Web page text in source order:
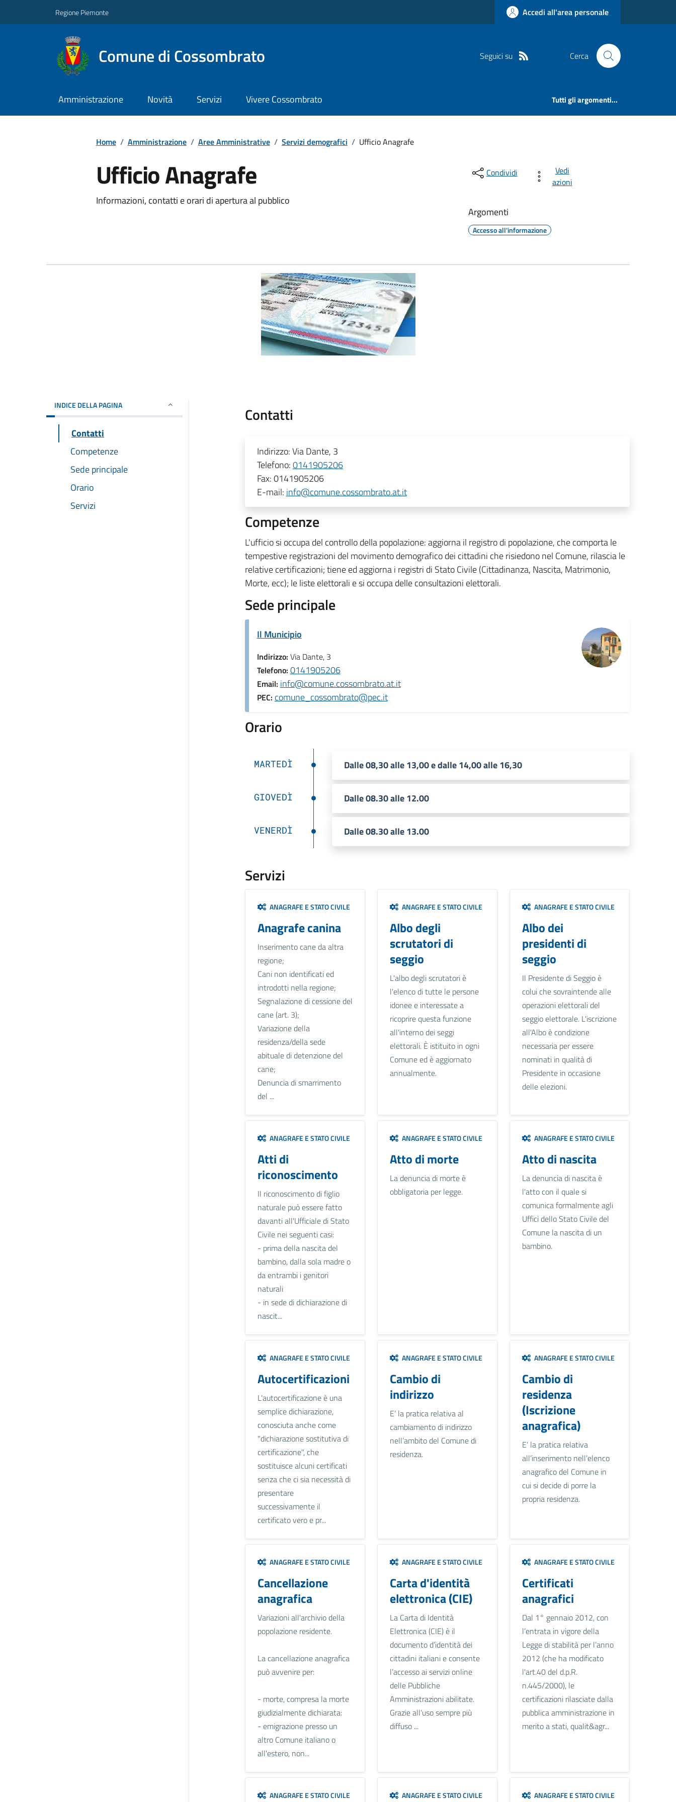
Regione Piemonte Accedi all'area personale
Comune di Cossombrato Seguici su Cerca
Amministrazione Novità Servizi Vivere Cossombrato Tutti gli argomenti...
Home / Amministrazione / Aree Amministrative / Servizi demografici / Ufficio Anagrafe
Ufficio Anagrafe
Informazioni, contatti e orari di apertura al pubblico
Condividi
Vedi
azioni
Argomenti
Accesso all'informazione
INDICE DELLA PAGINA
Contatti
Competenze
Sede principale
Orario
Servizi
Contatti
Indirizzo:Via Dante, 3
Telefono:0141905206
Fax:0141905206
E-mail: info@comune.cossombrato.at.it
Competenze
L'ufficio si occupa del controllo della popolazione: aggiorna il registro di popolazione, che comporta le
tempestive registrazioni del movimento demografico dei cittadini che risiedono nel Comune, rilascia le
relative certificazioni; tiene ed aggiorna i registri di Stato Civile (Cittadinanza, Nascita, Matrimonio,
Morte, ecc); le liste elettorali e si occupa delle consultazioni elettorali.
Sede principale
Il Municipio
Indirizzo: Via Dante, 3
Telefono: 0141905206
Email: info@comune.cossombrato.at.it
PEC: comune_cossombrato@pec.it
Orario
MARTEDÌ Dalle 08,30 alle 13,00 e dalle 14,00 alle 16,30
GIOVEDÌ Dalle 08.30 alle 12.00
VENERDÌ Dalle 08.30 alle 13.00
Servizi
ANAGRAFE E STATO CIVILE
Anagrafe canina
Inserimento cane da altra
regione;
Cani non identificati ed
introdotti nella regione;
Segnalazione di cessione del
cane (art. 3);
Variazione della
residenza/della sede
abituale di detenzione del
cane;
Denuncia di smarrimento
del ...
ANAGRAFE E STATO CIVILE
Albo degli
scrutatori di
seggio
L'albo degli scrutatori è
l'elenco di tutte le persone
idonee e interessate a
ricoprire questa funzione
all'interno dei seggi
elettorali. È istituito in ogni
Comune ed è aggiornato
annualmente.
ANAGRAFE E STATO CIVILE
Albo dei
presidenti di
seggio
Il Presidente di Seggio è
colui che sovraintende alle
operazioni elettorali del
seggio elettorale. L'iscrizione
all'Albo è condizione
necessaria per essere
nominati in qualità di
Presidente in occasione
delle elezioni.
ANAGRAFE E STATO CIVILE
Atti di
riconoscimento
Il riconoscimento di figlio
naturale può essere fatto
davanti all'Ufficiale di Stato
Civile nei seguenti casi:
- prima della nascita del
bambino, dalla sola madre o
da entrambi i genitori
naturali
- in sede di dichiarazione di
nascit...
ANAGRAFE E STATO CIVILE
Atto di morte
La denuncia di morte è
obbligatoria per legge.
ANAGRAFE E STATO CIVILE
Atto di nascita
La denuncia di nascita è
l'atto con il quale si
comunica formalmente agli
Uffici dello Stato Civile del
Comune la nascita di un
bambino.
ANAGRAFE E STATO CIVILE
Autocertificazioni
L'autocertificazione è una
semplice dichiarazione,
conosciuta anche come
"dichiarazione sostitutiva di
certificazione", che
sostituisce alcuni certificati
senza che ci sia necessità di
presentare
successivamente il
certificato vero e pr...
ANAGRAFE E STATO CIVILE
Cambio di
indirizzo
E’ la pratica relativa al
cambiamento di indirizzo
nell’ambito del Comune di
residenza.
ANAGRAFE E STATO CIVILE
Cambio di
residenza
(Iscrizione
anagrafica)
E’ la pratica relativa
all’inserimento nell’elenco
anagrafico del Comune in
cui si decide di porre la
propria residenza.
ANAGRAFE E STATO CIVILE
Cancellazione
anagrafica
Variazioni all'archivio della
popolazione residente.
La cancellazione anagrafica
può avvenire per:
- morte, compresa la morte
giudizialmente dichiarata:
- emigrazione presso un
altro Comune italiano o
all'estero, non...
ANAGRAFE E STATO CIVILE
Carta d'identità
elettronica (CIE)
La Carta di Identità
Elettronica (CIE) è il
documento d’identità dei
cittadini italiani e consente
l’accesso ai servizi online
delle Pubbliche
Amministrazioni abilitate.
Grazie all’uso sempre più
diffuso ...
ANAGRAFE E STATO CIVILE
Certificati
anagrafici
Dal 1° gennaio 2012, con
l’entrata in vigore della
Legge di stabilità per l’anno
2012 (che ha modificato
l'art.40 del d.p.R.
n.445/2000), le
certificazioni rilasciate dalla
pubblica amministrazione in
merito a stati, qualit&agr...
ANAGRAFE E STATO CIVILE ANAGRAFE E STATO CIVILE ANAGRAFE E STATO CIVILE